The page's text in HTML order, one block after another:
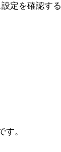
定を確認する
す。